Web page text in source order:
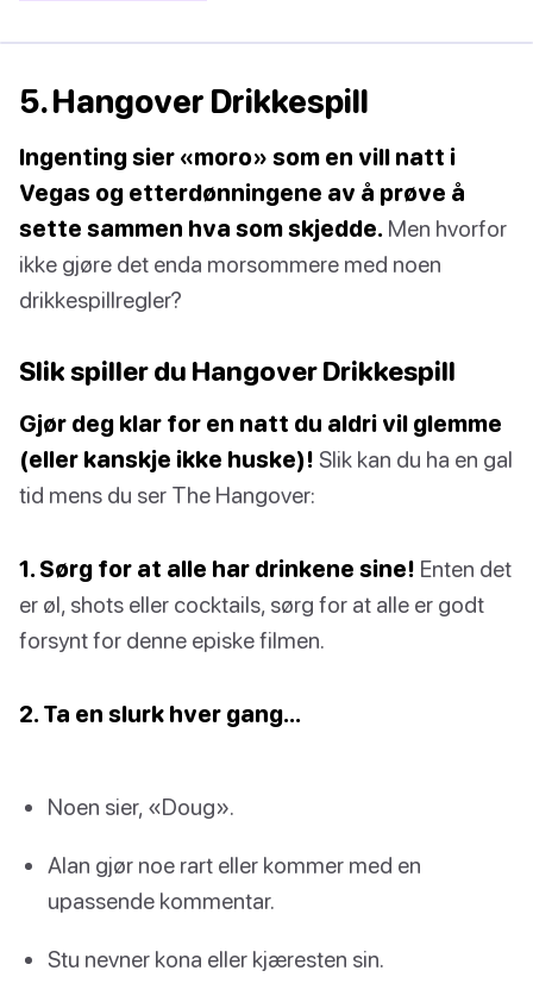
5. Hangover Drikkespill
Ingenting sier «moro» som en vill natt i
Vegas og etterdønningene av å prøve å
sette sammen hva som skjedde. Men hvorfor
ikke gjøre det enda morsommere med noen
drikkespillregler?
Slik spiller du Hangover Drikkespill
Gjør deg klar for en natt du aldri vil glemme
(eller kanskje ikke huske)! Slik kan du ha en gal
tid mens du ser The Hangover:
1. Sørg for at alle har drinkene sine! Enten det
er øl, shots eller cocktails, sørg for at alle er godt
forsynt for denne episke filmen.
2. Ta en slurk hver gang…
Noen sier, «Doug».
Alan gjør noe rart eller kommer med en
upassende kommentar.
Stu nevner kona eller kjæresten sin.